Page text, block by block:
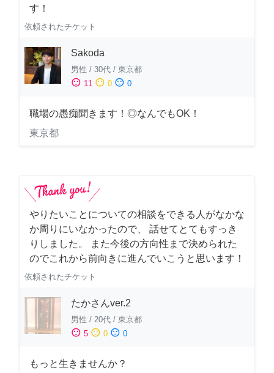
す！
依頼されたチケット
Sakoda
男性 / 30代 / 東京都
sentiment_satisfied 11 sentiment_neutral 0 sentiment_dissatisfied 0
職場の愚痴聞きます！◎なんでもOK！
東京都
やりたいことについての相談をできる人がなかな
か周りにいなかったので、 話せてとてもすっき
りしました。 また今後の方向性まで決められた
のでこれから前向きに進んでいこうと思います！
依頼されたチケット
たかさんver.2
男性 / 20代 / 東京都
sentiment_satisfied 5 sentiment_neutral 0 sentiment_dissatisfied 0
もっと生きませんか？